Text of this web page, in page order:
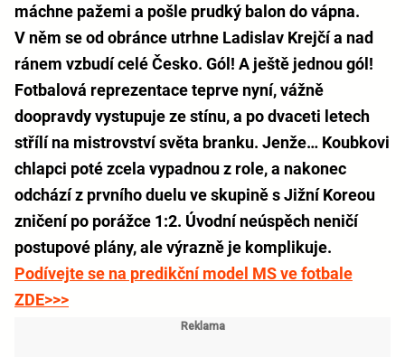
máchne pažemi a pošle prudký balon do vápna.
V něm se od obránce utrhne Ladislav Krejčí a nad
ránem vzbudí celé Česko. Gól! A ještě jednou gól!
Fotbalová reprezentace teprve nyní, vážně
doopravdy vystupuje ze stínu, a po dvaceti letech
střílí na mistrovství světa branku. Jenže… Koubkovi
chlapci poté zcela vypadnou z role, a nakonec
odchází z prvního duelu ve skupině s Jižní Koreou
zničení po porážce 1:2. Úvodní neúspěch neničí
postupové plány, ale výrazně je komplikuje.
Podívejte se na predikční model MS ve fotbale
ZDE>>>